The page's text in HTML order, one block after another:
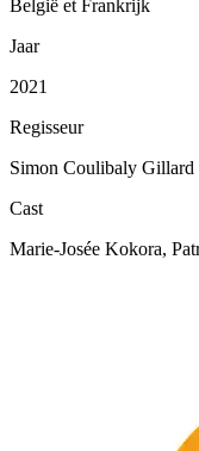
België et Frankrijk
Jaar
2021
Regisseur
Simon Coulibaly Gillard
Cast
Marie-Josée Kokora,